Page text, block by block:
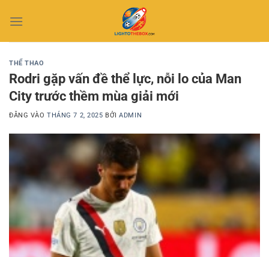
qua
THỂ THAO
Rodri gặp vấn đề thể lực, nỗi lo của Man
City trước thềm mùa giải mới
ĐĂNG VÀOTHÁNG 7 2, 2025 BỞIADMIN